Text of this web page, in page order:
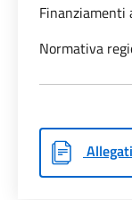
Finanziamenti
Normativa
Allegati